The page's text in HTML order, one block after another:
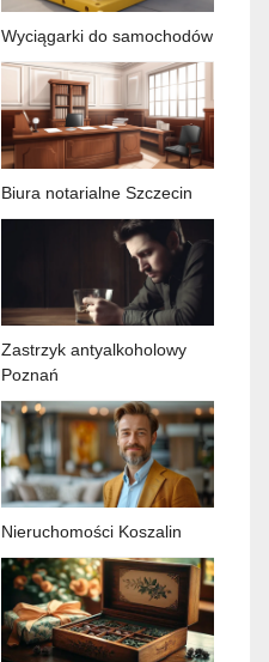
Wyciągarki do samochodów
Biura notarialne Szczecin
Zastrzyk antyalkoholowy
Poznań
Nieruchomości Koszalin